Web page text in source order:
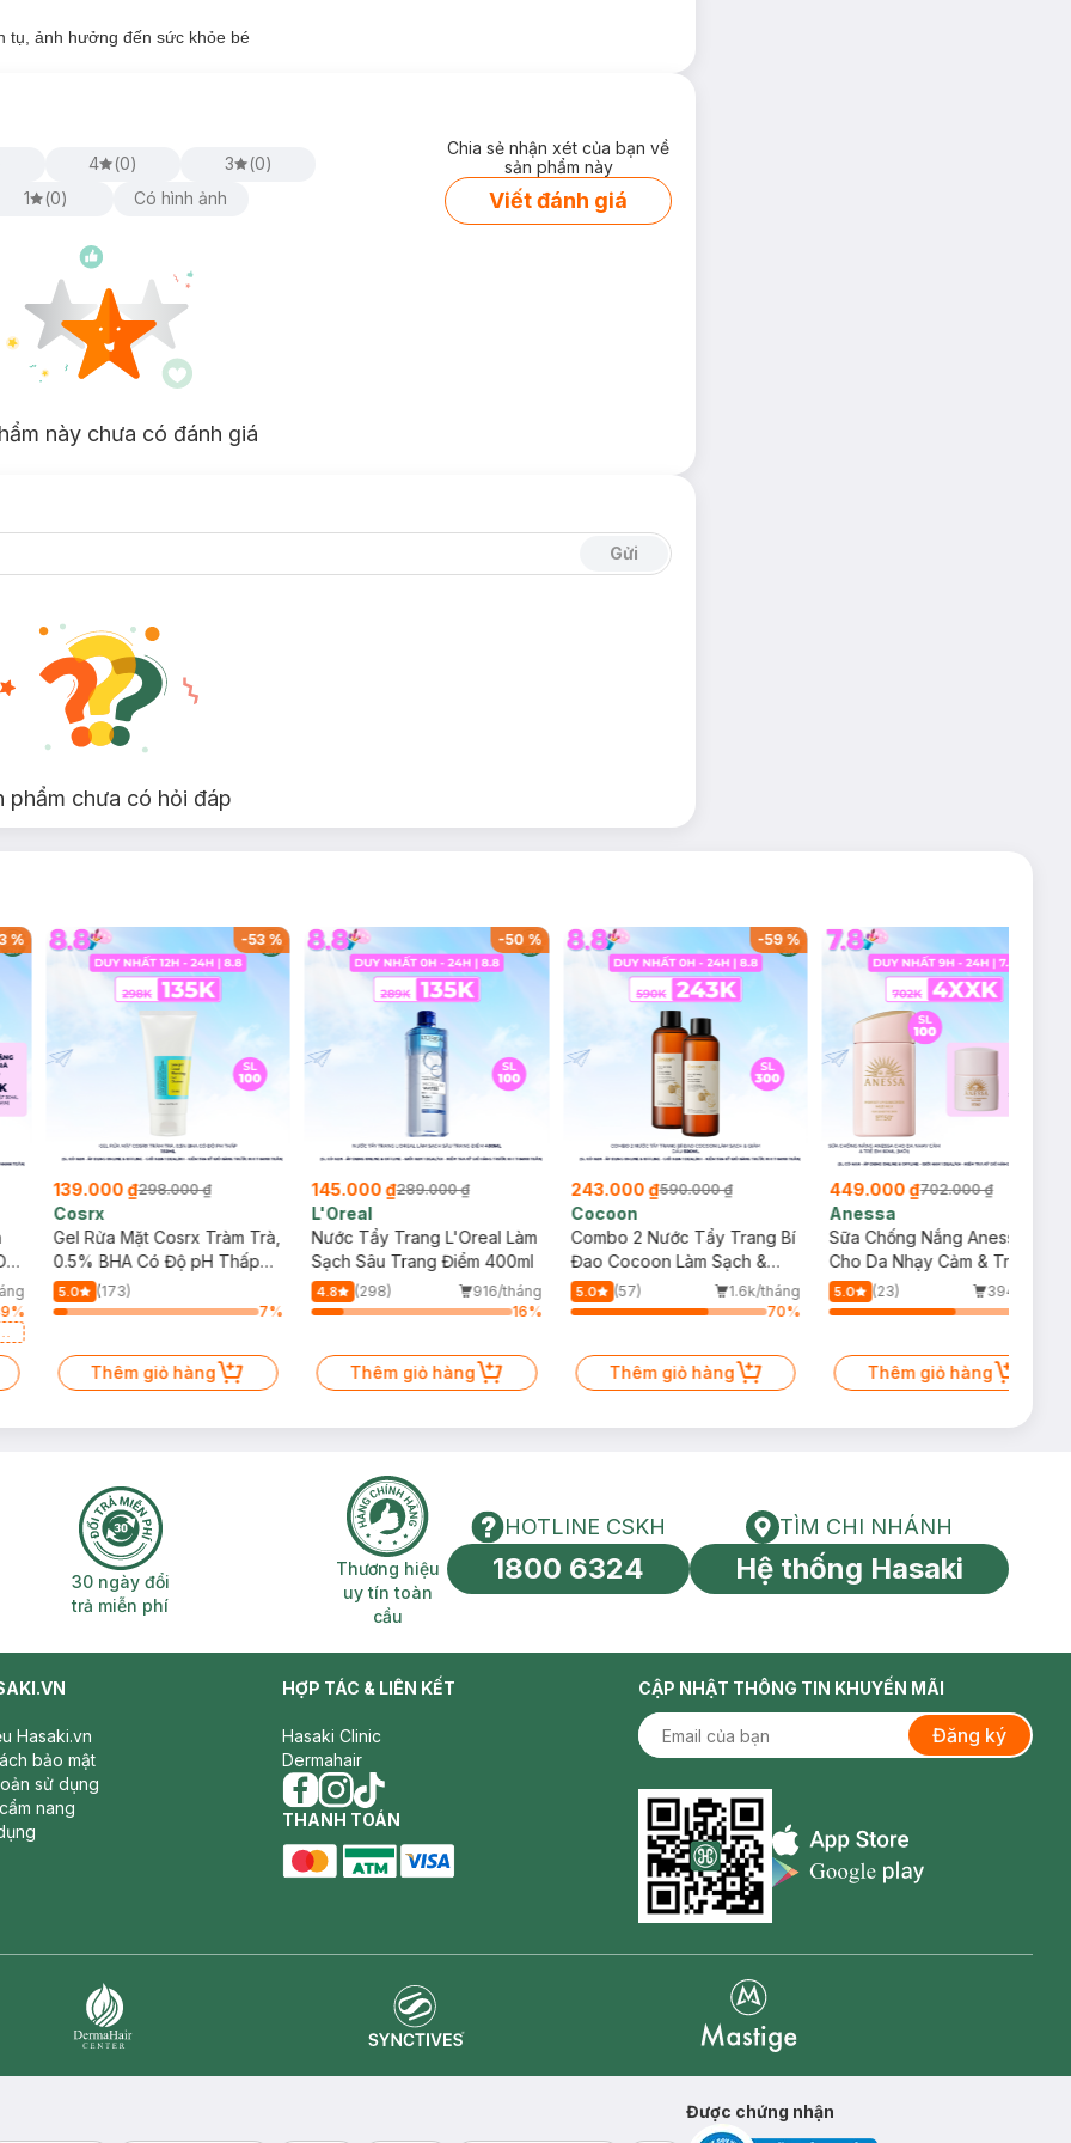
tụ, ảnh hưởng đến sức khỏe bé
4 (0) 3 (0)
1 (0) Có hình ảnh
Chia sẻ nhận xét của bạn về
sản phẩm này
Viết đánh giá
này chưa có đánh giá
Gửi
phẩm chưa có hỏi đáp
%
%
-53%
139.000 ₫298.000 ₫
Cosrx
Gel Rửa Mặt Cosrx Tràm Trà,
0.5% BHA Có Độ pH Thấp
150ml
5.0
(173)
7%
Thêm giỏ hàng
-50 %
145.000 ₫289.000 ₫
L'Oreal
Nước Tẩy Trang L'Oreal Làm
Sạch Sâu Trang Điểm 400ml
4.8 (298)
916/tháng
16%
Thêm giỏ hàng
-59%
243.000 ₫590.000 ₫
Cocoon
Combo 2 Nước Tẩy Trang Bí
Đao Cocoon Làm Sạch &
Giảm Dầu 500ml
5.0 (57)
1.6k/tháng
70%
Thêm giỏ hàng
449.000 ₫702.000 ₫
Anessa
Sữa Chống Nắng Anessa
Cho Da Nhạy Cảm & Trẻ Em
60ml (Mới)
5.0 (23)
394/tháng
Thêm giỏ hàng
2H 30 ngày đổi trả miễn phí
30 ngày đổi
trả miễn phí
Thương hiệu uy tín toàn cầu
Thương hiệu
uy tín toàn
cầu
HOTLINE CSKH
HOTLINE CSKH
1800 6324
Tìm chi nhánh
TÌM CHI NHÁNH
Hệ thống Hasaki
Hasaki.vn
bảo mật
sử dụng
nang
HỢP TÁC & LIÊN KẾT
Hasaki Clinic
Dermahair
facebook
instagram
tiktok
THANH TOÁN
CẬP NHẬT THÔNG TIN KHUYẾN MÃI
Đăng ký
Appstore icon
Được chứng nhận